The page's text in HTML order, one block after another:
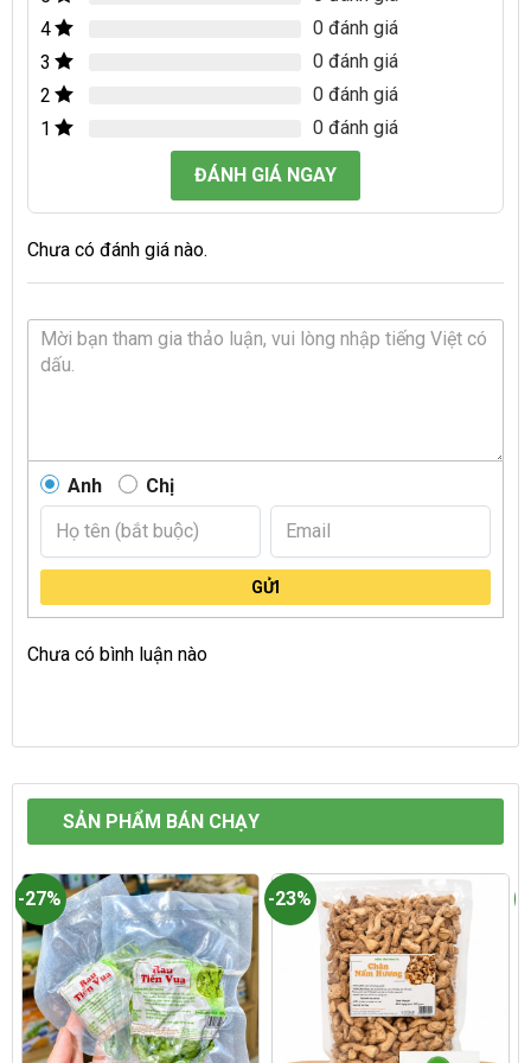
4
0 đánh giá
3
0 đánh giá
2
0 đánh giá
1
0 đánh giá
ĐÁNH GIÁ NGAY
Chưa có đánh giá nào.
Anh Chị
GỬI
Chưa có bình luận nào
SẢN PHẨM BÁN CHẠY
-27% -23%